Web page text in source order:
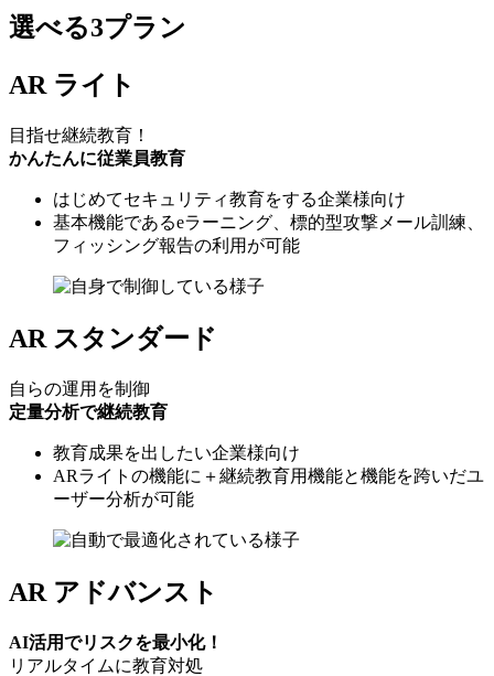
選べる3プラン
AR ライト
目指せ継続教育！
かんたんに従業員教育
はじめてセキュリティ教育をする企業様向け
基本機能であるeラーニング、標的型攻撃メール訓練、
フィッシング報告の利用が可能
AR スタンダード
自らの運用を制御
定量分析で継続教育
教育成果を出したい企業様向け
ARライトの機能に＋継続教育用機能と機能を跨いだユ
ーザー分析が可能
AR アドバンスト
AI活用でリスクを最小化！
リアルタイムに教育対処